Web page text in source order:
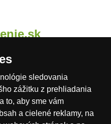
sledovania
zážitku z prehliadania
to, aby sme vám
a cielené reklamy, na